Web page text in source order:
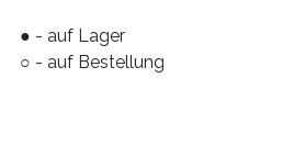
● - auf Lager
○ - auf Bestellung